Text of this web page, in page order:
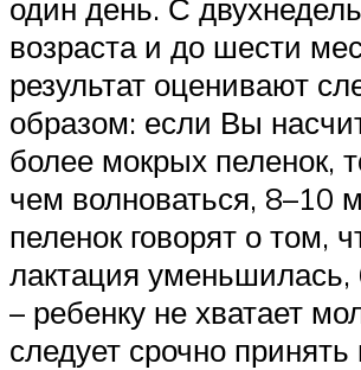
один день. С
возраста и до шести
результат оценивают
образом: если Вы
более мокрых пеленок,
чем волноваться, 8–10
пеленок говорят о том,
лактация
– ребенку не хватает
следует срочно